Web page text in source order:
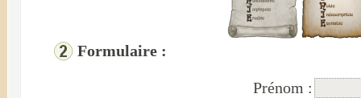
Formulaire :
Prénom :